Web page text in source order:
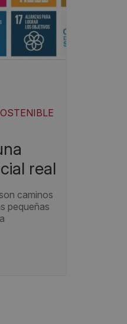
real
caminos
pequeñas